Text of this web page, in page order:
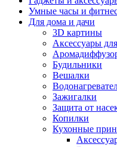
Умные часы и
Для дома и дачи
3D картины
Аксессуары
Будильники
Вешалки
Зажигалки
Защита от
Копилки
Кухонные